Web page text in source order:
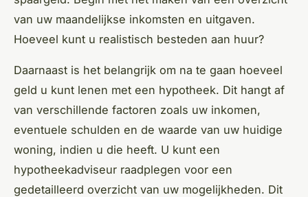
van uw maandelijkse inkomsten en uitgaven.
Hoeveel kunt u realistisch besteden aan huur?
Daarnaast is het belangrijk om na te gaan hoeveel
geld u kunt lenen met een hypotheek. Dit hangt af
van verschillende factoren zoals uw inkomen,
eventuele schulden en de waarde van uw huidige
woning, indien u die heeft. U kunt een
hypotheekadviseur raadplegen voor een
gedetailleerd overzicht van uw mogelijkheden. Dit